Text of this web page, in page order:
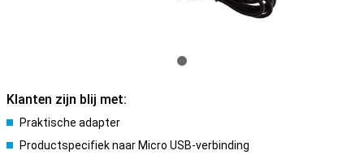
Klanten zijn blij met:
Praktische adapter
Productspecifiek naar Micro USB-verbinding